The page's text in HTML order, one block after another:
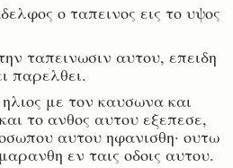
ο ταπεινος εις το υψος
ταπεινωσιν αυτου, επειδη
παρελθει.
με τον καυσωνα και
το ανθος αυτου εξεπεσε,
αυτου ηφανισθη· ουτω
εν ταις οδοις αυτου.